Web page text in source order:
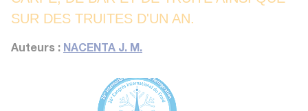
SUR DES TRUITES D'UN AN.
Auteurs : NACENTA J. M.